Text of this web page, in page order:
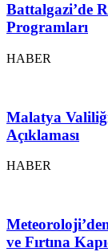
Battalgazi’de
Programları
HABER
Malatya
Açıklaması
HABER
ve Fırtına